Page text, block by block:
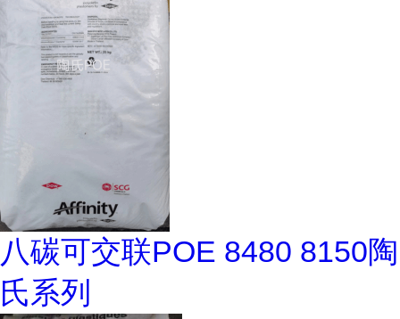
八碳可交联POE 8480 8150陶
氏系列